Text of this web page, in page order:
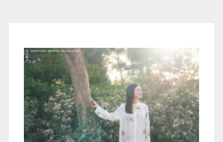
家族写真 / 記念写真 七五三
成人式